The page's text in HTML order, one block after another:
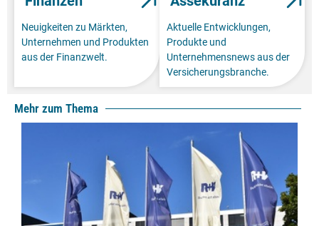
Neuigkeiten zu Märkten,
Unternehmen und Produkten
aus der Finanzwelt.
Aktuelle Entwicklungen,
Produkte und
Unternehmensnews aus der
Versicherungsbranche.
Mehr zum Thema